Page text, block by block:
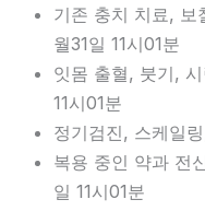
기존 충치 치료,
월31일 11시01분
잇몸 출혈, 붓기,
11시01분
정기검진, 스케일
복용 중인 약과 전
일 11시01분